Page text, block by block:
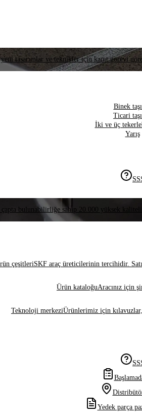
tasarımlar ve teknikler için kanıt görevi
Binek
Ticari
İki ve üç
Yarış
çapta bulunabilirliğe sahip 20.000 yüksek
çeşitleriSKF araç üreticilerinin tercihidir.
Ürün kataloğuAracınız için
Teknoloji merkeziÜrünlerimiz için
Yedek parça